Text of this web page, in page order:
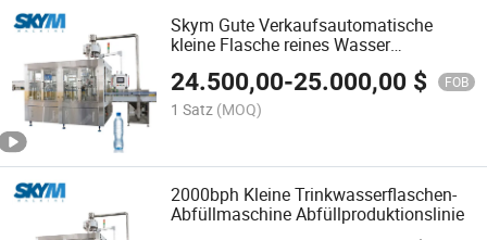
Skym Gute Verkaufsautomatische
kleine Flasche reines Wasser
24.500,00-25.000,00 $ FOB
1 Satz (MOQ)
2000bph Kleine Trinkwasserflaschen-
Abfüllmaschine Abfüllproduktionslinie